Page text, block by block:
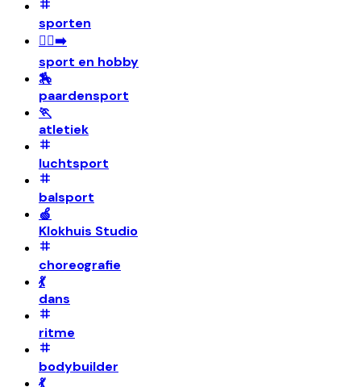
sporten
🏃‍♀️‍➡️
sport en hobby
🏇
paardensport
🏃
atletiek
luchtsport
balsport
🍏
Klokhuis Studio
choreografie
💃
dans
ritme
bodybuilder
💃